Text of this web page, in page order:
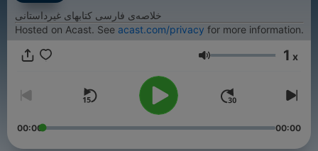
خلاصه‌ی فارسی کتابهای غیرداستانی
Hosted on Acast. See acast.com/privacy for more information.
Volume 1 x
00:00 00:00